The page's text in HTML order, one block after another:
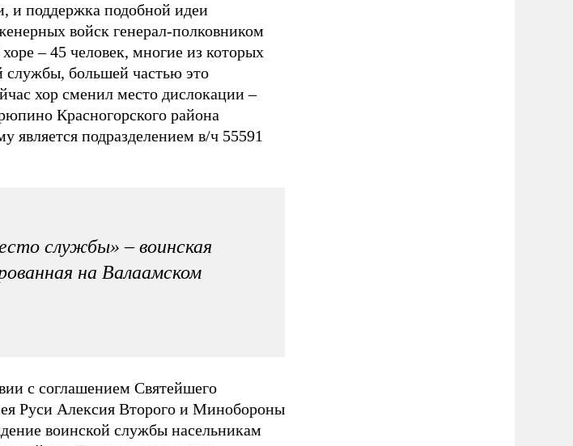
и поддержка подобной идеи
войск генерал-полковником
– 45 человек, многие из которых
службы, большей частью это
хор сменил место дислокации –
Красногорского района
является подразделением в/ч 55591
службы» – воинская
на Валаамском
с соглашением Святейшего
Руси Алексия Второго и Минобороны
воинской службы насельникам